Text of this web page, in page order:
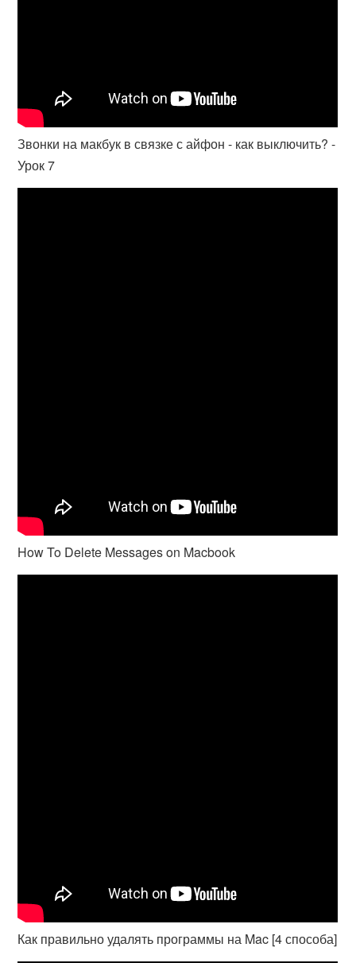
Звонки на макбук в связке с айфон - как выключить? -
Урок 7
How To Delete Messages on Macbook
Как правильно удалять программы на Mac [4 способа]